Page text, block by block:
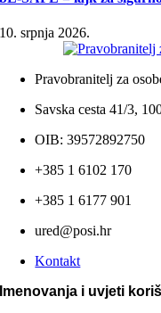
10. srpnja 2026.
Pravobranitelj za
Savska cesta 41/3,
OIB: 39572892750
+385 1 6102 170
+385 1 6177 901
ured@posi.hr
Kontakt
Imenovanja i uvjeti